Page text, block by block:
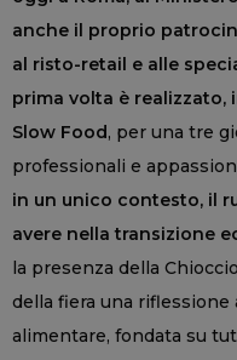
anche il proprio
al risto-retail e alle
prima volta è
Slow Food, per una tre
professionali e
in un unico contesto, il
avere nella transizione
la presenza della
della fiera una
alimentare, fondata su